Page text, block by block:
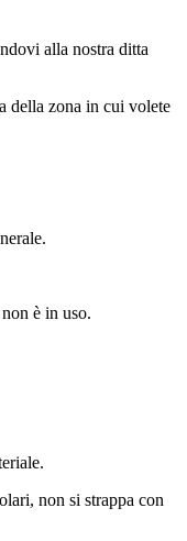
alla nostra ditta
della zona in cui volete
è in uso.
non si strappa con